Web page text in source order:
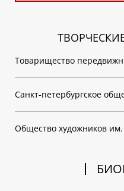
Товарищество
Санкт-петербургское
Общество художников